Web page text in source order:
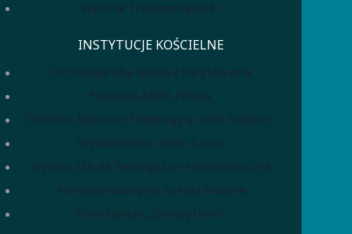
Wydział Transeuropejski
INSTYTUCJE KOŚCIELNE
Chrześcijańska Służba Charytatywna
Fundacja ADRA Polska
Ośrodek Radiowo-Telewizyjny „Głos Nadziei”
Wydawnictwo Znaki Czasu
Wyższa Szkoła Teologiczno-Humanistyczna
Korespondencyjna Szkoła Biblijna
Dom Opieki „Samarytanin”